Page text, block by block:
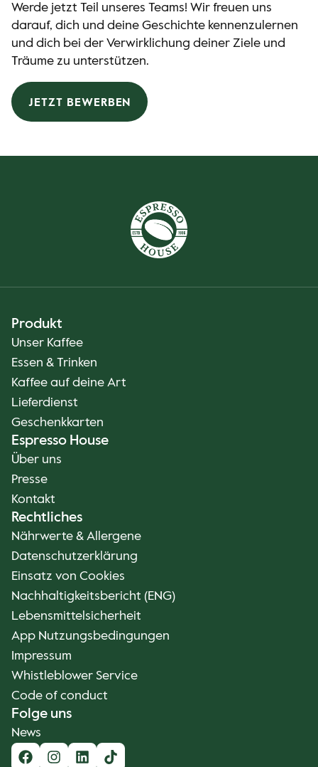
Werde jetzt Teil unseres Teams! Wir freuen uns
darauf, dich und deine Geschichte kennenzulernen
und dich bei der Verwirklichung deiner Ziele und
Träume zu unterstützen.
JETZT BEWERBEN
Produkt
Unser Kaffee
Essen & Trinken
Kaffee auf deine Art
Lieferdienst
Geschenkkarten
Espresso House
Über uns
Presse
Kontakt
Rechtliches
Nährwerte & Allergene
Datenschutzerklärung
Einsatz von Cookies
Nachhaltigkeitsbericht (ENG)
Lebensmittelsicherheit
App Nutzungsbedingungen
Impressum
Whistleblower Service
Code of conduct
Folge uns
News